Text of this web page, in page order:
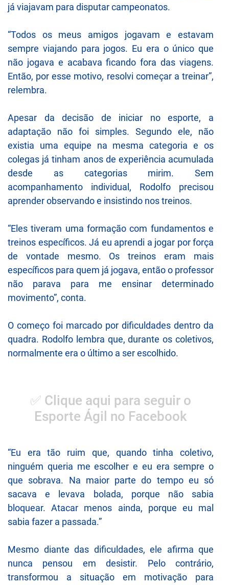
já viajavam para disputar campeonatos.
“Todos os meus amigos jogavam e estavam
sempre viajando para jogos. Eu era o único que
não jogava e acabava ficando fora das viagens.
Então, por esse motivo, resolvi começar a treinar”,
relembra.
Apesar da decisão de iniciar no esporte, a
adaptação não foi simples. Segundo ele, não
existia uma equipe na mesma categoria e os
colegas já tinham anos de experiência acumulada
desde as categorias mirim. Sem
acompanhamento individual, Rodolfo precisou
aprender observando e insistindo nos treinos.
“Eles tiveram uma formação com fundamentos e
treinos específicos. Já eu aprendi a jogar por força
de vontade mesmo. Os treinos eram mais
específicos para quem já jogava, então o professor
não parava para me ensinar determinado
movimento”, conta.
O começo foi marcado por dificuldades dentro da
quadra. Rodolfo lembra que, durante os coletivos,
normalmente era o último a ser escolhido.
✅ Clique aqui para seguir o
Esporte Ágil no Facebook
“Eu era tão ruim que, quando tinha coletivo,
ninguém queria me escolher e eu era sempre o
que sobrava. Na maior parte do tempo eu só
sacava e levava bolada, porque não sabia
bloquear. Atacar menos ainda, porque eu mal
sabia fazer a passada.”
Mesmo diante das dificuldades, ele afirma que
nunca pensou em desistir. Pelo contrário,
transformou a situação em motivação para